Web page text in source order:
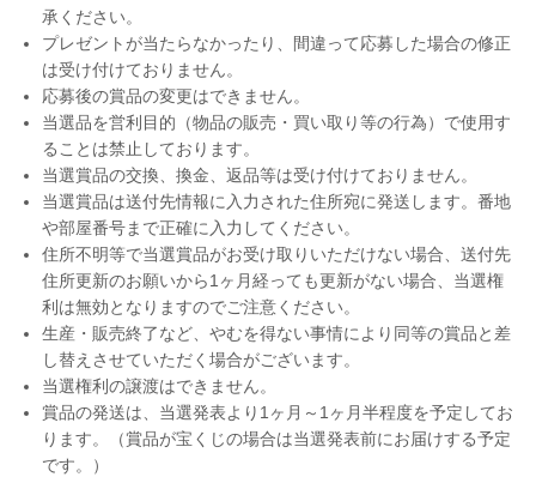
承ください。
プレゼントが当たらなかったり、間違って応募した場合の修正
は受け付けておりません。
応募後の賞品の変更はできません。
当選品を営利目的（物品の販売・買い取り等の行為）で使用す
ることは禁止しております。
当選賞品の交換、換金、返品等は受け付けておりません。
当選賞品は送付先情報に入力された住所宛に発送します。番地
や部屋番号まで正確に入力してください。
住所不明等で当選賞品がお受け取りいただけない場合、送付先
住所更新のお願いから1ヶ月経っても更新がない場合、当選権
利は無効となりますのでご注意ください。
生産・販売終了など、やむを得ない事情により同等の賞品と差
し替えさせていただく場合がございます。
当選権利の譲渡はできません。
賞品の発送は、当選発表より1ヶ月～1ヶ月半程度を予定してお
ります。（賞品が宝くじの場合は当選発表前にお届けする予定
です。）